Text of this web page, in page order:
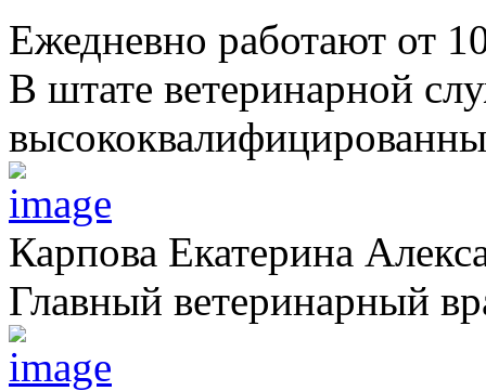
Ежедневно работают от
В штате ветеринарной
Карпова Екатерина
Главный ветеринарный